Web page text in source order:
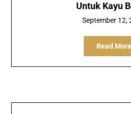
Untuk Kayu
September 12,
Read More